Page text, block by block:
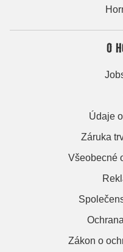
O
Údaje
Záruka
Všeobecné
Zákon o